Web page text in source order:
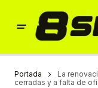
Portada
La
cerradas y a falta de